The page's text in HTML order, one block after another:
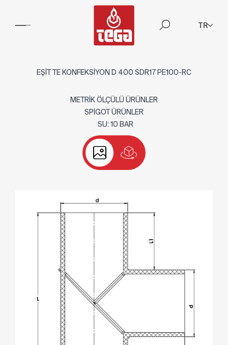
TR
EŞİT TE KONFEKSİYON D 400 SDR17 PE100-RC
METRİK ÖLÇÜLÜ ÜRÜNLER
SPİGOT ÜRÜNLER
SU: 10 BAR